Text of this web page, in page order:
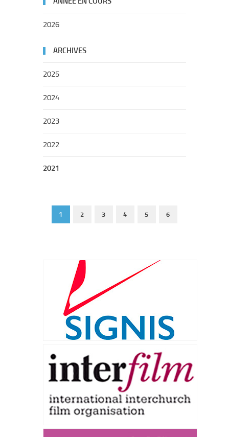
2026
ARCHIVES
2025
2024
2023
2022
2021
1 2 3 4 5 6